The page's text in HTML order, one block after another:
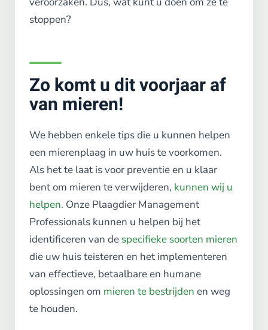
stoppen?
Zo komt u dit voorjaar af
van mieren!
We hebben enkele tips die u kunnen helpen
een mierenplaag in uw huis te voorkomen.
Als het te laat is voor preventie en u klaar
bent om mieren te verwijderen, kunnen wij u
helpen. Onze Plaagdier Management
Professionals kunnen u helpen bij het
identificeren van de specifieke soorten mieren
die uw huis teisteren en het implementeren
van effectieve, betaalbare en humane
oplossingen om mieren te bestrijden en weg
te houden.